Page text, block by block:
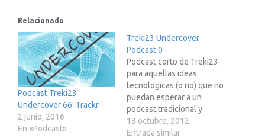
Relacionado
Podcast Treki23
Undercover 66: Trackr
2 junio, 2016
En «Podcast»
Treki23 Undercover
Podcast 0
Podcast corto de Treki23
para aquellas ideas
tecnologicas (o no) que no
puedan esperar a un
podcast tradicional y
completo
13 octubre, 2012
Entrada similar